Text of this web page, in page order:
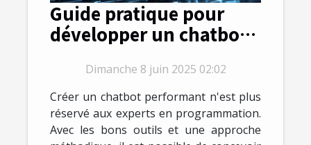
Guide pratique pour
développer un chatbot
technique
Dimanche 8 juin 2025 02:02
Créer un chatbot performant n'est plus
réservé aux experts en programmation.
Avec les bons outils et une approche